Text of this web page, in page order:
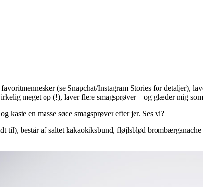
(se Snapchat/Instagram Stories for detaljer),
meget op (!), laver flere smagsprøver – og glæder mig
kaste en masse søde smagsprøver efter jer. Ses vi?
til), består af saltet kakaokiksbund, fløjlsblød brombærganache